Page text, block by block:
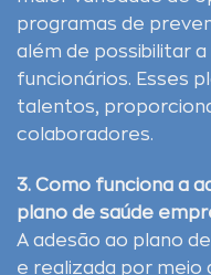
programas de
além de possibilitar
funcionários. Esses
talentos,
colaboradores.
3. Como funciona a
plano de saúde
A adesão ao plano
e realizada por meio